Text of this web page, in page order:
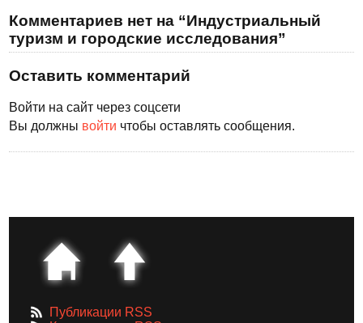
Комментариев нет на “Индустриальный
туризм и городские исследования”
Оставить комментарий
Войти на сайт через соцсети
Вы должны войти чтобы оставлять сообщения.
Публикации RSS